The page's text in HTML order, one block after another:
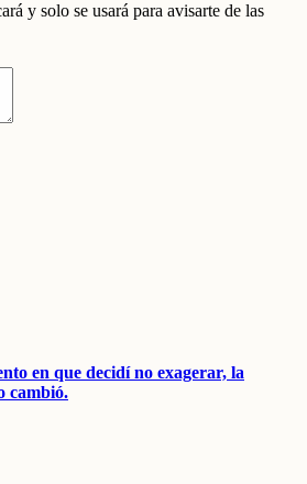
y solo se usará para avisarte de las
en que decidí no exagerar, la
cambió.